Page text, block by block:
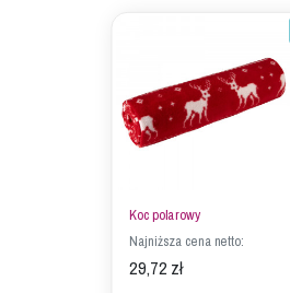
Koc polarowy
Najniższa cena netto:
29,72 zł